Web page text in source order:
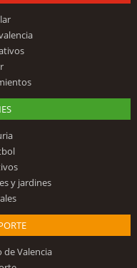
y jardines
Valencia